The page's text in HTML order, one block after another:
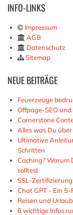
INFO-LINKS
Impressum
AGB
Datenschutz
Sitemap
NEUEBEITRÄGE
Feuerzeuge
Offpage-SEO
Cornerstone
Alles was Du
Ultimative
Schritten
Caching? Warum
solltest
SSL-
Chat GPT - Ein
Reisen und Urlaub
6 wichtige Infos